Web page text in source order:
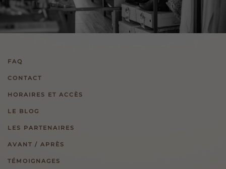
FAQ
CONTACT
HORAIRES ET ACCÈS
LE BLOG
LES PARTENAIRES
AVANT / APRÈS
TÉMOIGNAGES